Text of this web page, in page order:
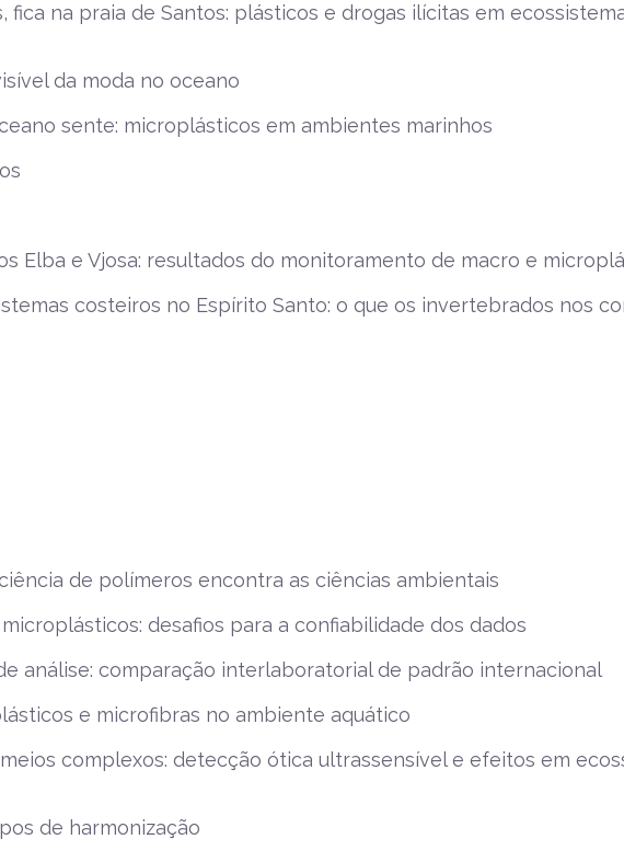
fica na praia de Santos: plásticos e drogas ilícitas em
da moda no oceano
sente: microplásticos em ambientes marinhos
Elba e Vjosa: resultados do monitoramento de macro e
costeiros no Espírito Santo: o que os invertebrados nos
de polímeros encontra as ciências ambientais
desafios para a confiabilidade dos dados
análise: comparação interlaboratorial de padrão internacional
e microfibras no ambiente aquático
complexos: detecção ótica ultrassensível e efeitos em
de harmonização